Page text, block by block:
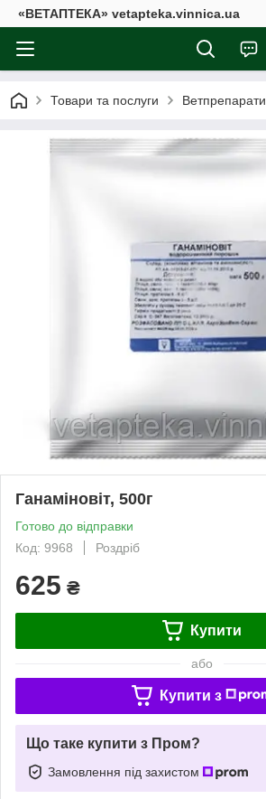
«ВЕТАПТЕКА» vetapteka.vinnica.ua
Товари та послуги Ветпрепарати
Ганаміновіт, 500г
Готово до відправки
Код: 9968
Роздріб
625 ₴
Купити
або
Купити з
Що таке купити з Пром?
Замовлення під захистом